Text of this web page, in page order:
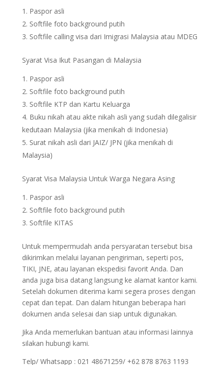
Paspor asli
Softfile foto background putih
Softfile calling visa dari Imigrasi Malaysia atau MDEG
Syarat Visa Ikut Pasangan di Malaysia
Paspor asli
Softfile foto background putih
Softfile KTP dan Kartu Keluarga
Buku nikah atau akte nikah asli yang sudah dilegalisir
kedutaan Malaysia (jika menikah di Indonesia)
Surat nikah asli dari JAIZ/ JPN (jika menikah di
Malaysia)
Syarat Visa Malaysia Untuk Warga Negara Asing
Paspor asli
Softfile foto background putih
Softfile KITAS
Untuk mempermudah anda persyaratan tersebut bisa
dikirimkan melalui layanan pengiriman, seperti pos,
TIKI, JNE, atau layanan ekspedisi favorit Anda. Dan
anda juga bisa datang langsung ke alamat kantor kami.
Setelah dokumen diterima kami segera proses dengan
cepat dan tepat. Dan dalam hitungan beberapa hari
dokumen anda selesai dan siap untuk digunakan.
Jika Anda memerlukan bantuan atau informasi lainnya
silakan hubungi kami.
Telp/ Whatsapp : 021 48671259/ +62 878 8763 1193